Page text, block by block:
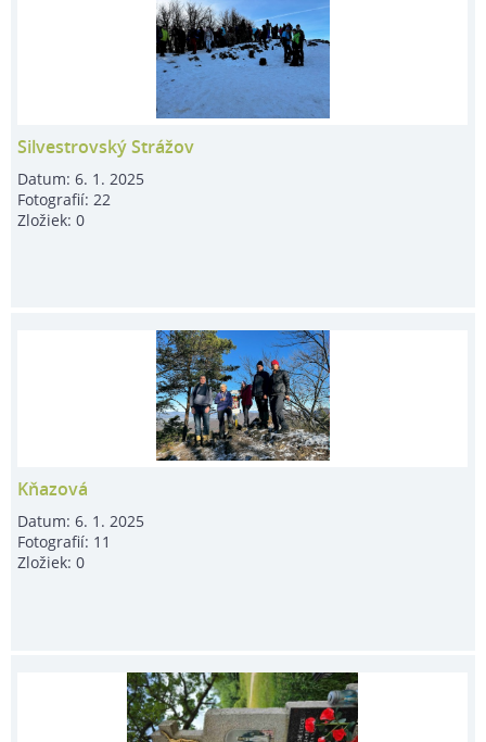
Silvestrovský Strážov
Datum:6. 1. 2025
Fotografií: 22
Zložiek:0
Kňazová
Datum:6. 1. 2025
Fotografií: 11
Zložiek:0